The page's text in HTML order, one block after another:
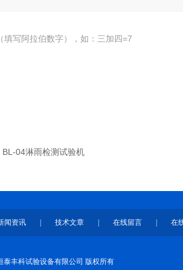
填写阿拉伯数字），如：三加四=7
BL-04淋雨检测试验机
闻资讯 技术文章 在线留言 在
泰丰科试验设备有限公司 版权所有